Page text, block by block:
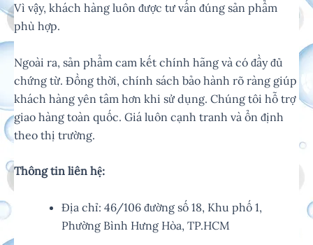
Vì vậy, khách hàng luôn được tư vấn đúng sản phẩm
phù hợp.
Ngoài ra, sản phẩm cam kết chính hãng và có đầy đủ
chứng từ. Đồng thời, chính sách bảo hành rõ ràng giúp
khách hàng yên tâm hơn khi sử dụng. Chúng tôi hỗ trợ
giao hàng toàn quốc. Giá luôn cạnh tranh và ổn định
theo thị trường.
Thông tin liên hệ:
Địa chỉ: 46/106 đường số 18, Khu phố 1,
Phường Bình Hưng Hòa, TP.HCM